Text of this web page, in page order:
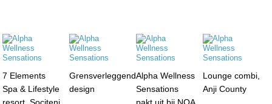
7 Elements
Spa & Lifestyle
resort, Sociteni
Grensverleggend
design
Alpha Wellness
Sensations
pakt uit bij NOA
Lounge combi,
Anji County